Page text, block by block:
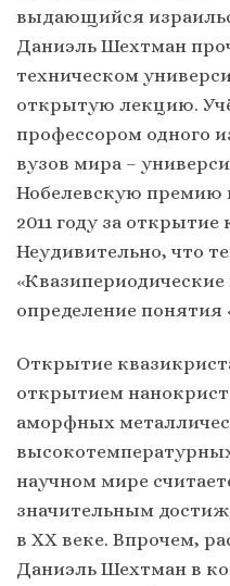
выдающийся
Даниэль Шехтман
техническом
открытую лекцию.
профессором одного
вузов мира –
Нобелевскую премию
2011 году за
Неудивительно, что
определение понятия
Открытие
открытием
аморфных
научном мире
значительным
в ХХ веке. Впрочем,
Даниэль Шехтман в